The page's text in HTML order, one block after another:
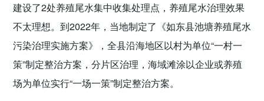
建设了2处养殖尾水集中收集处理点，养殖尾水治理效果
不太理想。到2022年，当地制定了《如东县池塘养殖尾水
污染治理实施方案》，全县沿海地区以村为单位“一村一
策”制定整治方案，分片区治理，海域滩涂以企业或养殖
场为单位实行“一场一策”制定整治方案。